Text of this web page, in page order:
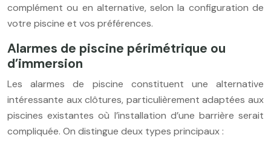
complément ou en alternative, selon la configuration de
votre piscine et vos préférences.
Alarmes de piscine périmétrique ou
d’immersion
Les alarmes de piscine constituent une alternative
intéressante aux clôtures, particulièrement adaptées aux
piscines existantes où l’installation d’une barrière serait
compliquée. On distingue deux types principaux :